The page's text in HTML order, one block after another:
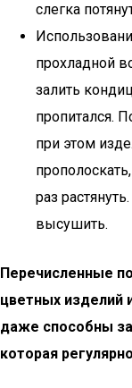
слегка
прохладной
залить
пропитался.
при этом
раз
высушить.
Перечисленные
цветных изделий
даже способны
которая